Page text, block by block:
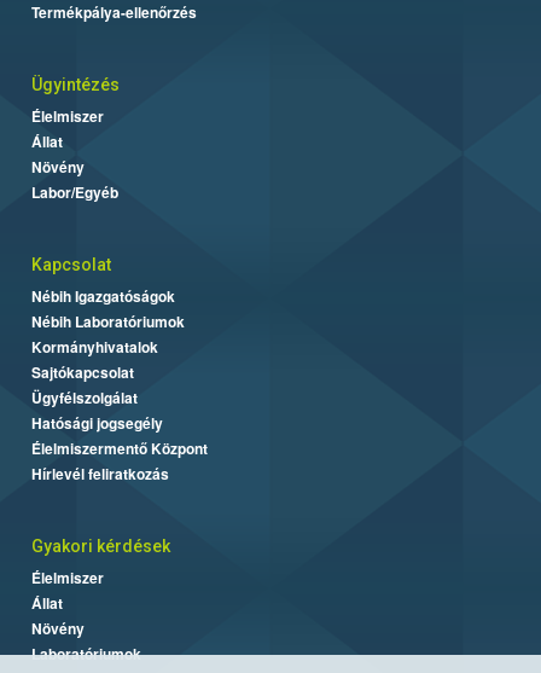
Termékpálya-ellenőrzés
Ügyintézés
Élelmiszer
Állat
Növény
Labor/Egyéb
Kapcsolat
Nébih Igazgatóságok
Nébih Laboratóriumok
Kormányhivatalok
Sajtókapcsolat
Ügyfélszolgálat
Hatósági jogsegély
Élelmiszermentő Központ
Hírlevél feliratkozás
Gyakori kérdések
Élelmiszer
Állat
Növény
Laboratóriumok